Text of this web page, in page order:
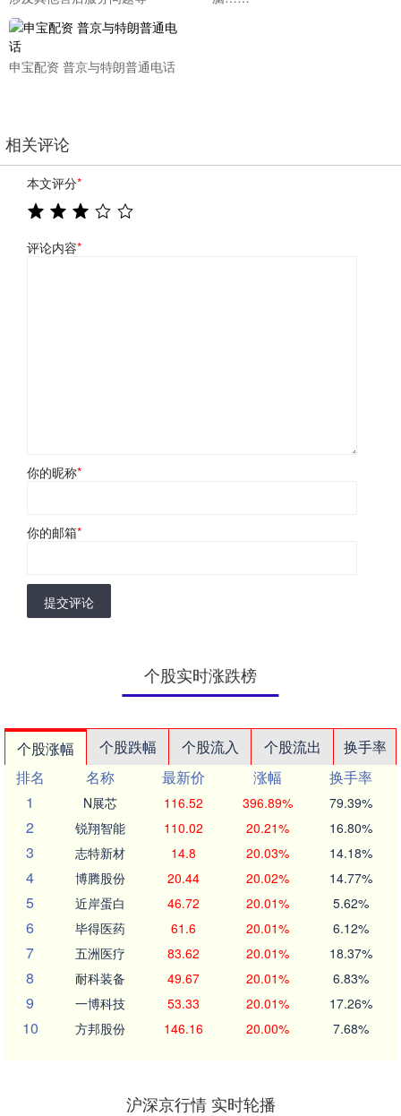
申宝配资 普京与特朗普通电话
相关评论
本文评分*
评论内容*
你的昵称*
你的邮箱*
提交评论
个股实时涨跌榜
个股涨幅 个股跌幅 个股流入 个股流出
换手率
排名
名称 最新价 涨幅
换手率
1
N展芯 116.52 396.89% 79.39%
2 锐翔智能 110.02 20.21% 16.80%
3 志特新材 14.8 20.03% 14.18%
4 博腾股份 20.44 20.02% 14.77%
5 近岸蛋白 46.72 20.01% 5.62%
6 毕得医药 61.6 20.01% 6.12%
7 五洲医疗 83.62 20.01% 18.37%
8 耐科装备 49.67 20.01% 6.83%
9 一博科技 53.33 20.01% 17.26%
10 方邦股份 146.16 20.00% 7.68%
沪深京行情 实时轮播